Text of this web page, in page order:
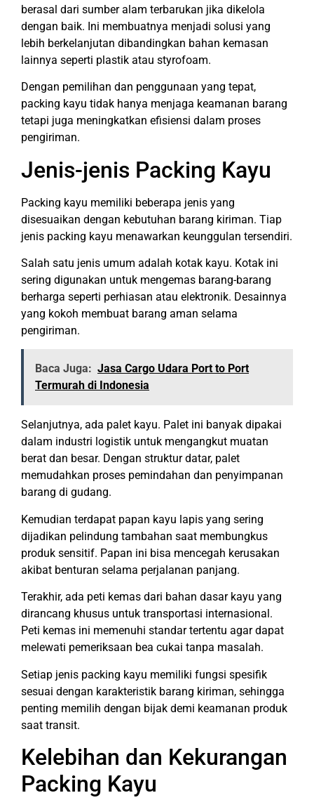
berasal dari sumber alam terbarukan jika dikelola
dengan baik. Ini membuatnya menjadi solusi yang
lebih berkelanjutan dibandingkan bahan kemasan
lainnya seperti plastik atau styrofoam.
Dengan pemilihan dan penggunaan yang tepat,
packing kayu tidak hanya menjaga keamanan barang
tetapi juga meningkatkan efisiensi dalam proses
pengiriman.
Jenis-jenis Packing Kayu
Packing kayu memiliki beberapa jenis yang
disesuaikan dengan kebutuhan barang kiriman. Tiap
jenis packing kayu menawarkan keunggulan tersendiri.
Salah satu jenis umum adalah kotak kayu. Kotak ini
sering digunakan untuk mengemas barang-barang
berharga seperti perhiasan atau elektronik. Desainnya
yang kokoh membuat barang aman selama
pengiriman.
Baca Juga: Jasa Cargo Udara Port to Port
Termurah di Indonesia
Selanjutnya, ada palet kayu. Palet ini banyak dipakai
dalam industri logistik untuk mengangkut muatan
berat dan besar. Dengan struktur datar, palet
memudahkan proses pemindahan dan penyimpanan
barang di gudang.
Kemudian terdapat papan kayu lapis yang sering
dijadikan pelindung tambahan saat membungkus
produk sensitif. Papan ini bisa mencegah kerusakan
akibat benturan selama perjalanan panjang.
Terakhir, ada peti kemas dari bahan dasar kayu yang
dirancang khusus untuk transportasi internasional.
Peti kemas ini memenuhi standar tertentu agar dapat
melewati pemeriksaan bea cukai tanpa masalah.
Setiap jenis packing kayu memiliki fungsi spesifik
sesuai dengan karakteristik barang kiriman, sehingga
penting memilih dengan bijak demi keamanan produk
saat transit.
Kelebihan dan Kekurangan
Packing Kayu